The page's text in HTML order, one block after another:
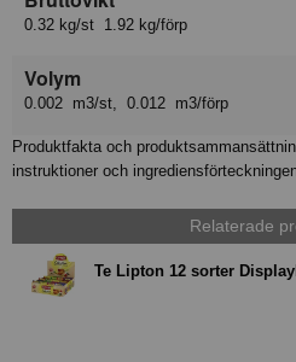
0.32 kg/st 1.92 kg/förp
Volym
0.002 m3/st, 0.012 m3/förp
Produktfakta och
instruktioner och
Relaterade
Te Lipton 12 sorter